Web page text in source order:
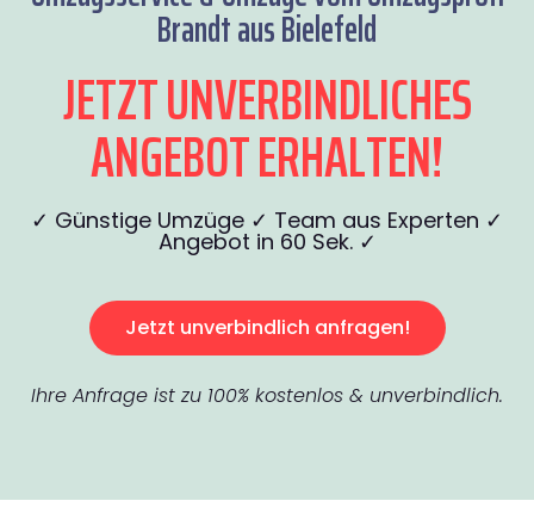
Brandt aus Bielefeld
JETZT UNVERBINDLICHES
ANGEBOT ERHALTEN!
✓ Günstige Umzüge ✓ Team aus Experten ✓
Angebot in 60 Sek. ✓
Jetzt unverbindlich anfragen!
Ihre Anfrage ist zu 100% kostenlos & unverbindlich.